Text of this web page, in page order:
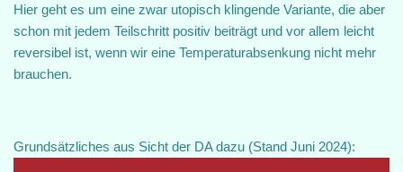
Hier geht es um eine zwar utopisch klingende Variante, die aber
schon mit jedem Teilschritt positiv beiträgt und vor allem leicht
reversibel ist, wenn wir eine Temperaturabsenkung nicht mehr
brauchen.
Grundsätzliches aus Sicht der DA dazu (Stand Juni 2024):